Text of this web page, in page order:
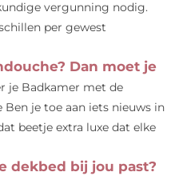
vergunning nodig.
per gewest
Dan moet je
je Badkamer met de
Ben je toe aan iets nieuws in
beetje extra luxe dat elke
dekbed bij jou past?